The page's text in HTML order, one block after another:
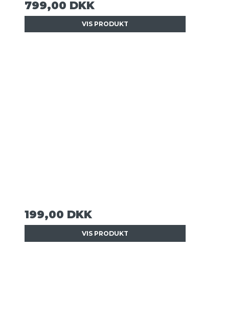
799,00 DKK
VIS PRODUKT
199,00 DKK
VIS PRODUKT